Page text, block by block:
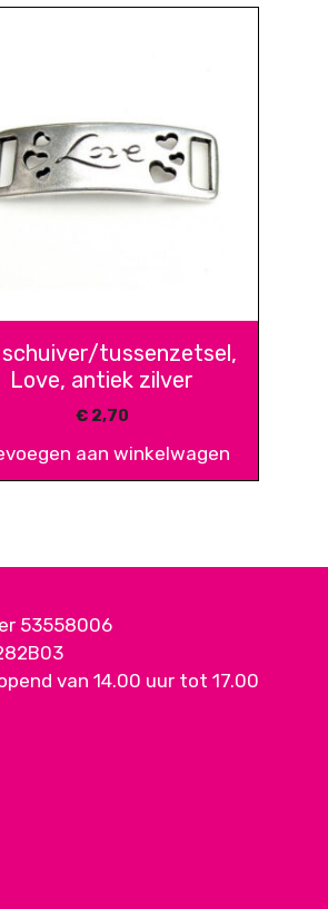
schuiver/tussenzetsel,
Love, antiek zilver
€2,70
aan winkelwagen
53558006
van 14.00 uur tot 17.00